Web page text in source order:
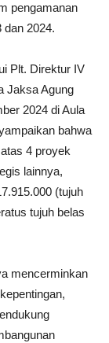
pengamanan
dan 2024.
Plt. Direktur IV
Jaksa Agung
2024 di Aula
bahwa
4 proyek
lainnya,
(tujuh
tujuh belas
mencerminkan